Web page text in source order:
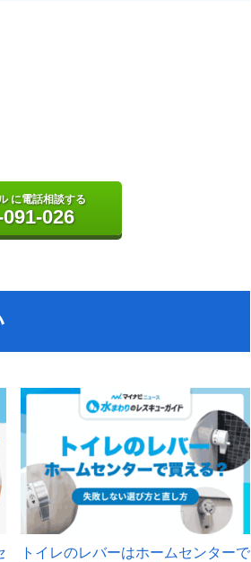
に電話相談する
026
トイレのレバーはホームセンターで